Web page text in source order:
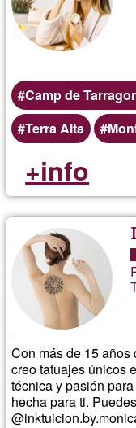
Camp de
Terra Alta
+info
Con más de 15
creo tatuajes únicos
técnica y pasión
hecha para ti.